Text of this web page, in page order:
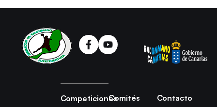
CompeticionesComités
Contacto